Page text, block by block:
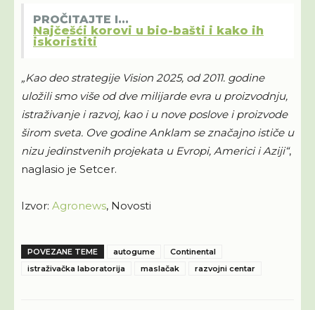
PROČITAJTE I...
Najčešći korovi u bio-bašti i kako ih
iskoristiti
„Kao deo strategije Vision 2025, od 2011. godine
uložili smo više od dve milijarde evra u proizvodnju,
istraživanje i razvoj, kao i u nove poslove i proizvode
širom sveta. Ove godine Anklam se značajno ističe u
nizu jedinstvenih projekata u Evropi, Americi i Aziji“,
naglasio je Setcer.
Izvor: Agronews, Novosti
POVEZANE TEME autogume
Continental
istraživačka laboratorija
maslačak razvojni centar